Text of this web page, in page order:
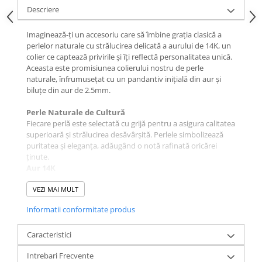
Descriere
Imaginează-ți un accesoriu care să îmbine grația clasică a
perlelor naturale cu strălucirea delicată a aurului de 14K, un
colier ce captează privirile și îți reflectă personalitatea unică.
Aceasta este promisiunea colierului nostru de perle
naturale, înfrumusețat cu un pandantiv inițială din aur și
biluțe din aur de 2.5mm.
Perle Naturale de Cultură
Fiecare perlă este selectată cu grijă pentru a asigura calitatea
superioară și strălucirea desăvârșită. Perlele simbolizează
puritatea și eleganța, adăugând o notă rafinată oricărei
ținute.
Aurul de 14K aduce o notă de noblețe și durabilitate, iar
pandantivul cu inițială și biluțele din aur de 2.5mm conferă
cu cheiță și za din aur asigură securitatea și confortul în
purtare.
Personalizare Unică
Acest colier nu este doar un accesoriu, ci o expresie a
identității tale. Alege fontul inițialei, fie de mână, fie de tipar,
VEZI MAI MULT
Informatii conformitate produs
Caracteristici
Intrebari Frecvente